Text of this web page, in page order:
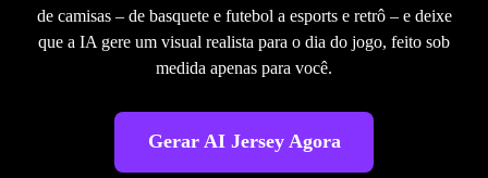
de camisas – de basquete e futebol a esports e retrô – e deixe
que a IA gere um visual realista para o dia do jogo, feito sob
medida apenas para você.
Gerar AI Jersey Agora